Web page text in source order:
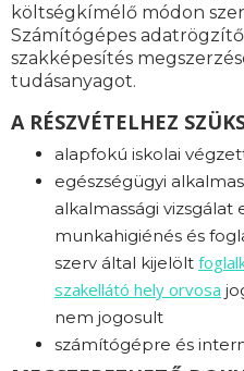
költségkímélő módon
Számítógépes
szakképesítés
tudásanyagot.
A RÉSZVÉTELHEZ
alapfokú iskolai
egészségügyi
alkalmassági vizsgálat
munkahigiénés és
szerv által kijelölt
szakellátó hely orvosa
nem jogosult
számítógépre és